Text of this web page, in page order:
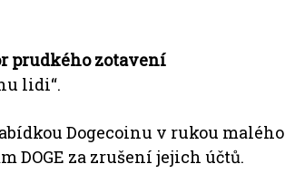
prudkého zotavení
lidi“.
Dogecoinu v rukou malého
DOGE za zrušení jejich účtů.